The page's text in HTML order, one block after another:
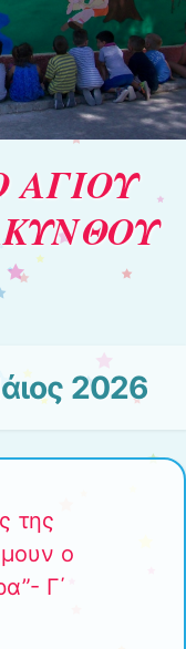
ΑΓΙΟΥ
2026
της
ο
Γ΄